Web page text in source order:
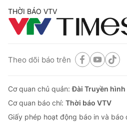
THỜI BÁO VTV
Theo dõi báo trên
Cơ quan chủ quản:Đài Truyền hình
Cơ quan báo chí: Thời báo VTV
Giấy phép hoạt động báo in và báo